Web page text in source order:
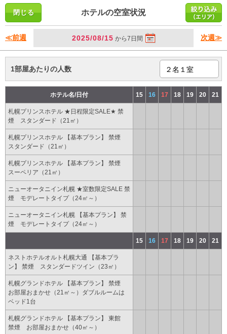
ホテルの空室状況
≪前週 2025/08/15 から7日間 次週≫
1部屋あたりの人数
ホテル名/日付 15 16 17 18 19 20 21
札幌プリンスホテル ★日程限定SALE★ 禁
煙 スタンダード（21㎡）
札幌プリンスホテル 【基本プラン】 禁煙
スタンダード（21㎡）
札幌プリンスホテル 【基本プラン】 禁煙
スーペリア（21㎡）
ニューオータニイン札幌 ★室数限定SALE 禁
煙 モデレートタイプ（24㎡～）
ニューオータニイン札幌 【基本プラン】 禁
煙 モデレートタイプ（24㎡～）
15 16 17 18 19 20 21
ネストホテルオルト札幌大通 【基本プラ
ン】 禁煙 スタンダードツイン（23㎡）
札幌グランドホテル 【基本プラン】 禁煙
お部屋おまかせ（21㎡～）ダブルルームは
ベッド1台
札幌グランドホテル 【基本プラン】 東館
禁煙 お部屋おまかせ（40㎡～）